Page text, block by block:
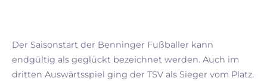
Der Saisonstart der Benninger Fußballer kann
endgültig als geglückt bezeichnet werden. Auch im
dritten Auswärtsspiel ging der TSV als Sieger vom Platz.